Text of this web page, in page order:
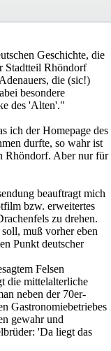
Geschichte, die
Stadtteil Rhöndorf
die (sic!)
besondere
des 'Alten'."
ich der Homepage des
durfte, so wahr ist
Rhöndorf. Aber nur für
beauftragt mich
bzw. erweitertes
zu drehen.
muß vorher eben
Punkt deutscher
Felsen
die mittelalterliche
neben der 70er-
Gastronomiebetriebes
gewahr und
'Da liegt das